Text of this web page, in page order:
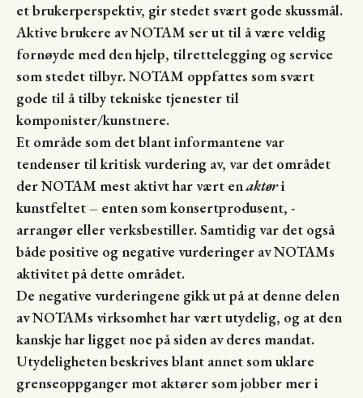
et brukerperspektiv, gir stedet svært gode skussmål.
Aktive brukere av NOTAM ser ut til å være veldig
fornøyde med den hjelp, tilrettelegging og service
som stedet tilbyr. NOTAM oppfattes som svært
gode til å tilby tekniske tjenester til
komponister/kunstnere.
Et område som det blant informantene var
tendenser til kritisk vurdering av, var det området
der NOTAM mest aktivt har vært enaktøri
kunstfeltet – enten som konsertprodusent, -
arrangør eller verksbestiller. Samtidig var det også
både positive og negative vurderinger av NOTAMs
aktivitet på dette området.
De negative vurderingene gikk ut på at denne delen
av NOTAMs virksomhet har vært utydelig, og at den
kanskje har ligget noe på siden av deres mandat.
Utydeligheten beskrives blant annet som uklare
grenseoppganger mot aktører som jobber mer i